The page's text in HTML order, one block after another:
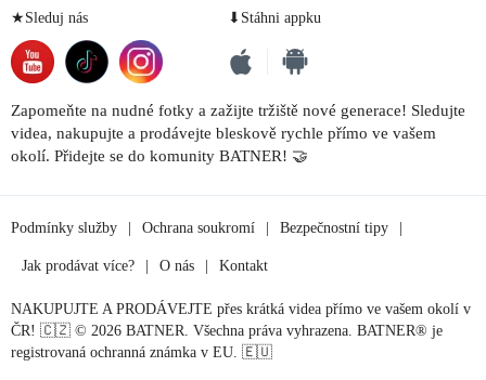
★Sleduj nás ⬇Stáhni appku
Zapomeňte na nudné fotky a zažijte tržiště nové generace! Sledujte
videa, nakupujte a prodávejte bleskově rychle přímo ve vašem
okolí. Přidejte se do komunity BATNER! 🤝
Podmínky služby Ochrana soukromí Bezpečnostní tipy
Jak prodávat více? O nás Kontakt
NAKUPUJTE A PRODÁVEJTE přes krátká videa přímo ve vašem okolí v
ČR! 🇨🇿 © 2026 BATNER. Všechna práva vyhrazena. BATNER® je
registrovaná ochranná známka v EU. 🇪🇺